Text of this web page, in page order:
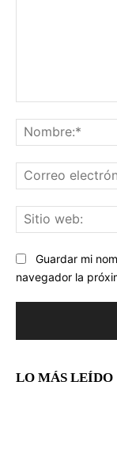
Guardar mi
navegador la
LO MÁS LEÍDO